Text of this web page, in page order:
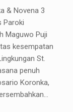
Among
dan
Penghitungan
Kolekte
& Novena 3
Paroki
Maguwo Puji
kesempatan
St.
penuh
Koronka,